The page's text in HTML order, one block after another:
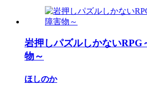
岩押しパズルしかないRPG
物～
ほしのか